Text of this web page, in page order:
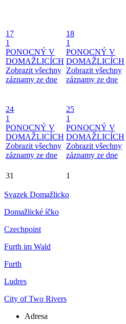
17
1
PONOCNÝ V
DOMAŽLICÍCH
Zobrazit všechny
záznamy ze dne
18
1
PONOCNÝ V
DOMAŽLICÍCH
Zobrazit všechny
záznamy ze dne
24
1
PONOCNÝ V
DOMAŽLICÍCH
Zobrazit všechny
záznamy ze dne
25
1
PONOCNÝ V
DOMAŽLICÍCH
Zobrazit všechny
záznamy ze dne
31
1
Svazek Domažlicko
Domažlické íčko
Czechpoint
Furth im Wald
Furth
Ludres
City of Two Rivers
Adresa